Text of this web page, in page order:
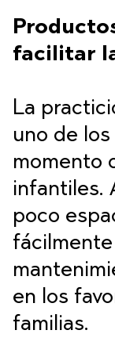
facilitar
La
uno de
momento
infantiles.
poco
en los
familias.